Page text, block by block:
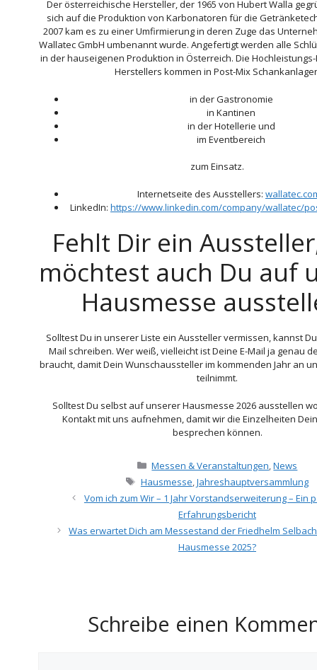
Der österreichische Hersteller, der 1965 von Hubert Walla
sich auf die Produktion von Karbonatoren für die
2007 kam es zu einer Umfirmierung in deren Zuge das
Wallatec GmbH umbenannt wurde. Angefertigt werden alle
in der hauseigenen Produktion in Österreich. Die
Herstellers kommen in Post-Mix
in der Gastronomie
in Kantinen
in der Hotellerie und
im Eventbereich
zum Einsatz.
Internetseite des Ausstellers:
LinkedIn: https://www.linkedin.com/company/wallatec/
Fehlt Dir ein
möchtest auch Du auf
Hausmesse
Solltest Du in unserer Liste ein Aussteller vermissen, kannst
Mail schreiben. Wer weiß, vielleicht ist Deine E-Mail ja genau
braucht, damit Dein Wunschaussteller im kommenden Jahr an
teilnimmt.
Solltest Du selbst auf unserer Hausmesse 2026 ausstellen
Kontakt mit uns aufnehmen, damit wir die Einzelheiten
besprechen können.
Kategorien
Messen & Veranstaltungen ,News
Schlagwörter
Hausmesse Jahreshauptversammlung
Vom ich zum Wir – 1 Jahr Vorstandserweiterung – Ein
Erfahrungsbericht
Was erwartet Dich am Messestand der Friedhelm
Hausmesse 2025?
Schreibe einen